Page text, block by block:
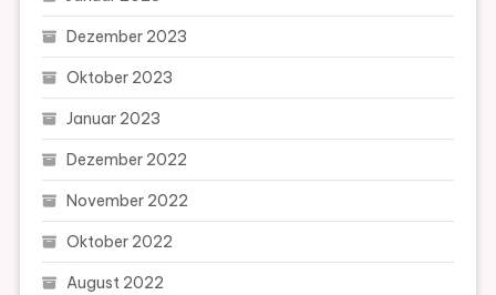
Dezember 2023
Oktober 2023
Januar 2023
Dezember 2022
November 2022
Oktober 2022
August 2022